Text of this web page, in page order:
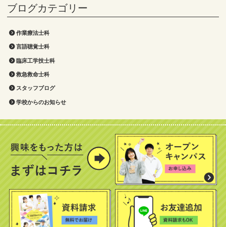
作業療法士科
言語聴覚士科
臨床工学技士科
救急救命士科
スタッフブログ
学校からのお知らせ